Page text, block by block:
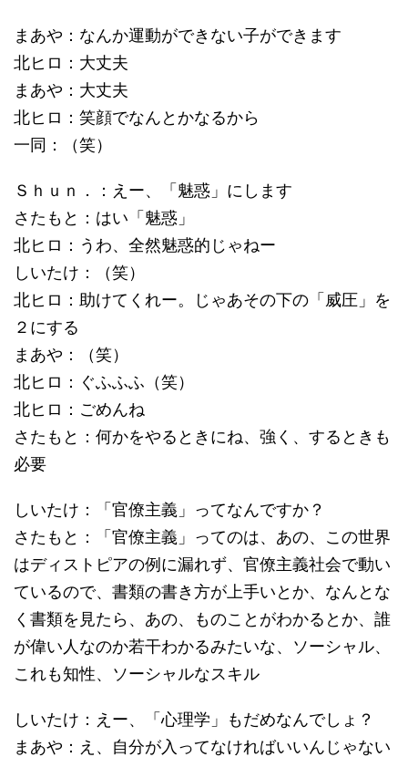
まあや：なんか運動ができない子ができます
北ヒロ：大丈夫
まあや：大丈夫
北ヒロ：笑顔でなんとかなるから
一同：（笑）
Ｓｈｕｎ．：えー、「魅惑」にします
さたもと：はい「魅惑」
北ヒロ：うわ、全然魅惑的じゃねー
しいたけ：（笑）
北ヒロ：助けてくれー。じゃあその下の「威圧」を
２にする
まあや：（笑）
北ヒロ：ぐふふふ（笑）
北ヒロ：ごめんね
さたもと：何かをやるときにね、強く、するときも
必要
しいたけ：「官僚主義」ってなんですか？
さたもと：「官僚主義」ってのは、あの、この世界
はディストピアの例に漏れず、官僚主義社会で動い
ているので、書類の書き方が上手いとか、なんとな
く書類を見たら、あの、ものことがわかるとか、誰
が偉い人なのか若干わかるみたいな、ソーシャル、
これも知性、ソーシャルなスキル
しいたけ：えー、「心理学」もだめなんでしょ？
まあや：え、自分が入ってなければいいんじゃない